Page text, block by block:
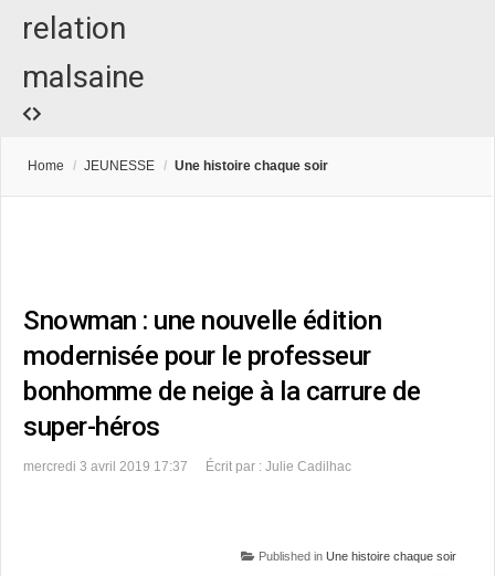
relation
malsaine
Home / JEUNESSE / Une histoire chaque soir
Snowman : une nouvelle édition
modernisée pour le professeur
bonhomme de neige à la carrure de
super-héros
mercredi 3 avril 2019 17:37 Écrit par : Julie Cadilhac
Published in Une histoire chaque soir